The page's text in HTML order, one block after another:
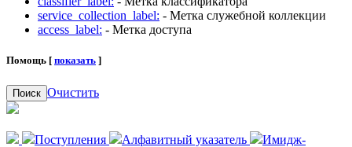
service_collection_label: - Метка служебной коллекции
access_label: - Метка доступа
Помощь [ показать ]
Поиск Очистить
Поступления Алфавитный указатель
Имидж-